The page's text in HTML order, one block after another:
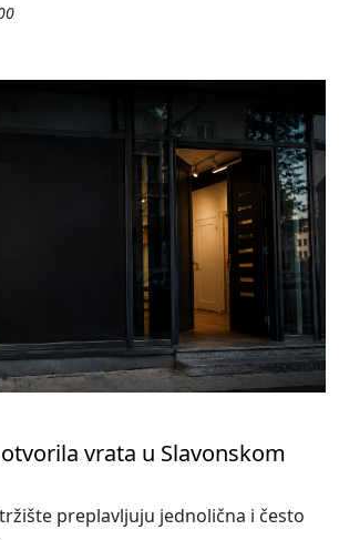
vrata u Slavonskom
preplavljuju jednolična i često